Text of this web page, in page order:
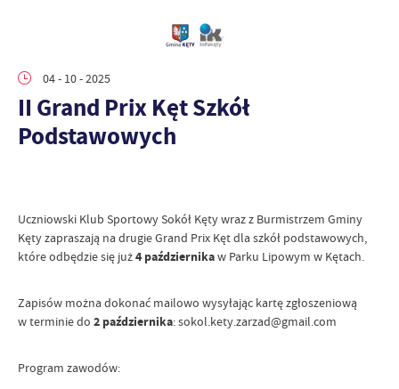
04 - 10 - 2025
II Grand Prix Kęt Szkół
Podstawowych
Uczniowski Klub Sportowy Sokół Kęty wraz z Burmistrzem Gminy
Kęty zapraszają na drugie Grand Prix Kęt dla szkół podstawowych,
które odbędzie się już4 październikaw Parku Lipowym w Kętach.
Zapisów można dokonać mailowo wysyłając kartę zgłoszeniową
w terminie do 2 października: sokol.kety.zarzad@gmail.com
Program zawodów: